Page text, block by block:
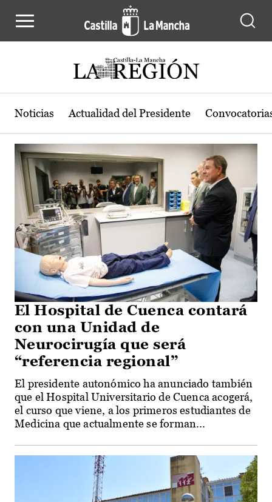
Actualidad de la región de Castilla-
Noticias Actualidad del Presidente
El Hospital de Cuenca contará
con una Unidad de
Neurocirugía que será
“referencia regional”
El presidente autonómico ha anunciado también
que el Hospital Universitario de Cuenca acogerá,
el curso que viene, a los primeros estudiantes de
Medicina que actualmente se forman...